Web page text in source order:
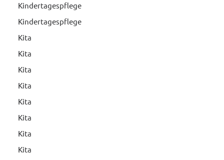
Kindertagespflege
Kindertagespflege
Kita
Kita
Kita
Kita
Kita
Kita
Kita
Kita